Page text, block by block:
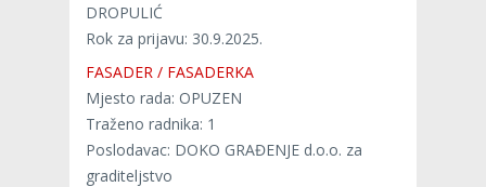
DROPULIĆ
Rok za prijavu: 30.9.2025.
FASADER / FASADERKA
Mjesto rada: OPUZEN
Traženo radnika: 1
Poslodavac: DOKO GRAĐENJE d.o.o. za
graditeljstvo